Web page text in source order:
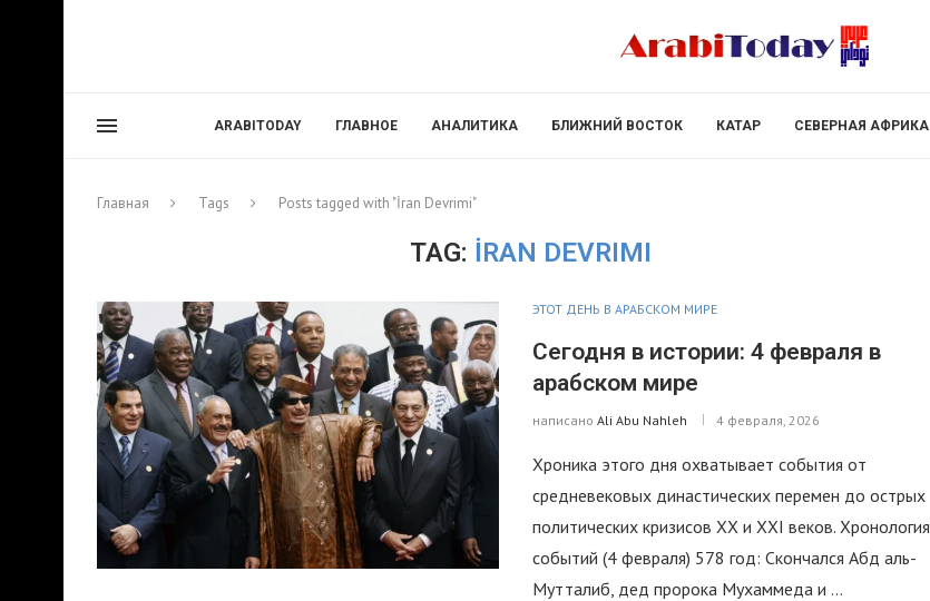
ARABITODAY ГЛАВНОЕ АНАЛИТИКА БЛИЖНИЙ ВОСТОК КАТАР СЕВЕРНАЯ АФРИКА
Главная Tags Posts tagged with "İran Devrimi"
TAG: İRAN DEVRIMI
ЭТОТ ДЕНЬ В АРАБСКОМ МИРЕ
Сегодня в истории: 4 февраля в
арабском мире
написано Ali Abu Nahleh 4 февраля, 2026
Хроника этого дня охватывает события от
средневековых династических перемен до острых
политических кризисов XX и XXI веков. Хронология
событий (4 февраля) 578 год: Скончался Абд аль-
Мутталиб, дед пророка Мухаммеда и …